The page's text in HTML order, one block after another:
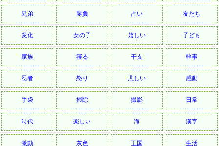
兄弟 勝負 占い 友だち
変化 女の子 嬉しい 子ども
家族 寝る 干支 幹事
忍者 怒り 悲しい 感動
手袋 掃除 撮影 日常
時代 楽しい 海 漢字
激動 灰色 王国 生活